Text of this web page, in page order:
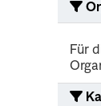
Für